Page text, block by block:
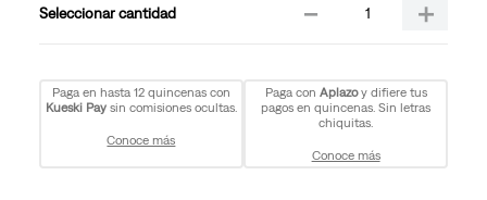
cantidad ＋
－
Paga en hasta 12 quincenas con
Kueski Paysin comisiones ocultas.
Conoce más
Paga con Aplazoy difiere tus
pagos en quincenas. Sin letras
chiquitas.
Conoce más